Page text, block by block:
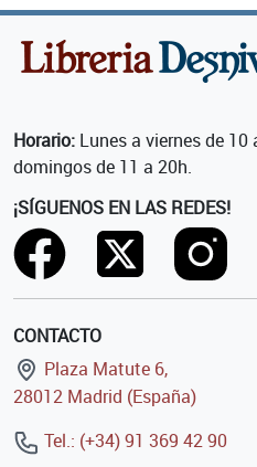
Horario: Lunes a viernes de 10
domingos de 11 a 20h.
¡SÍGUENOS EN LAS REDES!
CONTACTO
Plaza Matute 6,
28012 Madrid (España)
Tel.: (+34) 91 369 42 90